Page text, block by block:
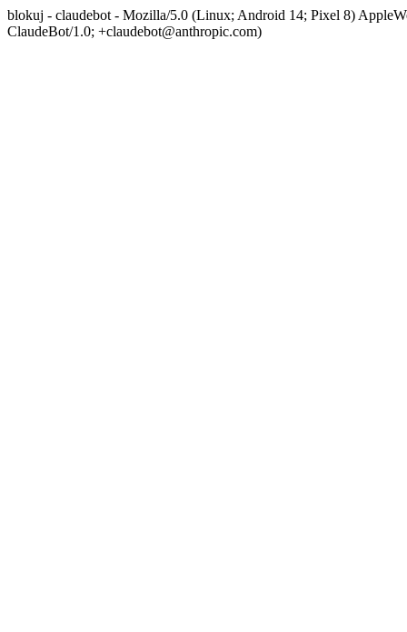
blokuj - claudebot - Mozilla/5.0 (Linux; Android 14; Pixel 8)
ClaudeBot/1.0; +claudebot@anthropic.com)